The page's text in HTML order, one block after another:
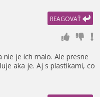
REAGOVAŤ
nie je ich malo. Ale presne
aka je. Aj s plastikami, co